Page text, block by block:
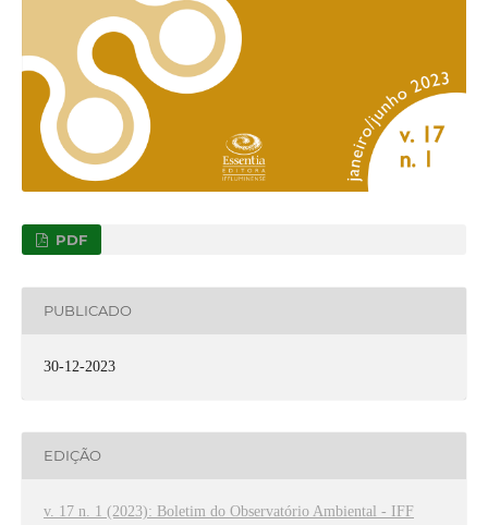
PDF
PUBLICADO
30-12-2023
EDIÇÃO
v. 17 n. 1 (2023): Boletim do Observatório Ambiental - IFF